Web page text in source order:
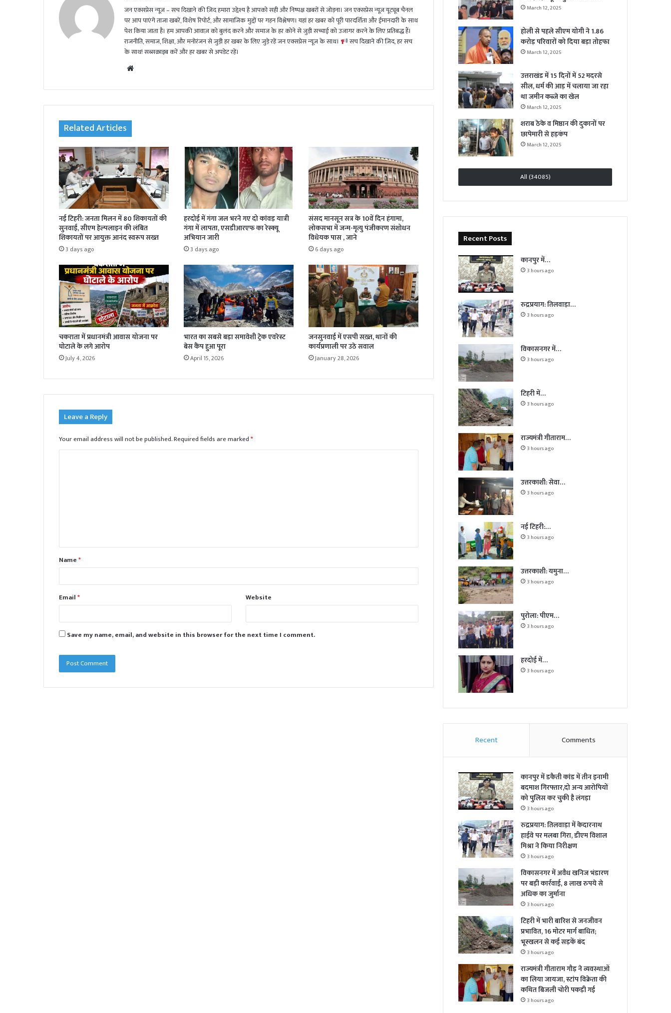
जन एक्सप्रेस न्यूज़ – सच दिखाने की ज़िद हमारा उद्देश्य है आपको सही और निष्पक्ष खबरों से जोड़ना। जन एक्सप्रेस न्यूज़ यूट्यूब चैनल
पर आप पाएंगे ताजा खबरें, विशेष रिपोर्ट, और सामाजिक मुद्दों पर गहन विश्लेषण। यहां हर खबर को पूरी पारदर्शिता और ईमानदारी के साथ
पेश किया जाता है। हम आपकी आवाज़ को बुलंद करने और समाज के हर कोने से जुड़ी सच्चाई को उजागर करने के लिए प्रतिबद्ध हैं।
राजनीति, समाज, शिक्षा, और मनोरंजन से जुड़ी हर खबर के लिए जुड़े रहें जन एक्सप्रेस न्यूज़ के साथ।
सच दिखाने की ज़िद, हर सच
के साथ! सब्सक्राइब करें और हर खबर से अपडेट रहें।
te
Related Articles
नई टिहरी: जनता मिलन में 80 शिकायतों की
सुनवाई, सीएम हेल्पलाइन की लंबित
शिकायतों पर आयुक्त आनंद स्वरूप सख्त
3 days ago
हरदोई में गंगा जल भरने गए दो कांवड़ यात्री
गंगा में लापता, एसडीआरएफ का रेस्क्यू
अभियान जारी
3 days ago
संसद मानसून सत्र के 10वें दिन हंगामा,
लोकसभा में जन्म-मृत्यु पंजीकरण संशोधन
विधेयक पास , जाने
6 days ago
चकराता में प्रधानमंत्री आवास योजना पर
घोटाले के लगे आरोप
July 4, 2026
भारत का सबसे बड़ा समावेशी ट्रेक एवरेस्ट
बेस कैंप हुआ पूरा
April 15, 2026
जनसुनवाई में एसपी सख़्त, थानों की
कार्यप्रणाली पर उठे सवाल
January 28, 2026
Leave a Reply
Your email address will not be published.Required fields are marked*
t
*Name*
Email* Website
Save my name, email, and website in this browser for the next time I comment.
March 12, 2025
होली से पहले सीएम योगी ने 1.86
करोड़ परिवारों को दिया बड़ा तोहफा
March 12, 2025
उत्तराखंड में 15 दिनों में 52 मदरसे
सील, धर्म की आड़ में चलाया जा रहा
था जमीन कब्जे का खेल
March 12, 2025
शराब ठेके व मिष्ठान की दुकानों पर
छापेमारी से हड़कंप
March 12, 2025
All (34085)
Recent Posts
कानपुर में…
3 hours ago
रुद्रप्रयाग: तिलवाड़ा…
3 hours ago
विकासनगर में…
3 hours ago
टिहरी में…
3 hours ago
राज्यमंत्री गीताराम…
3 hours ago
उत्तरकाशी: सेवा…
3 hours ago
नई टिहरी:…
3 hours ago
उत्तरकाशी: यमुना…
3 hours ago
पुरोला: पीएम…
3 hours ago
हरदोई में…
3 hours ago
Recent Comments
कानपुर में डकैती कांड में तीन इनामी
बदमाश गिरफ्तार,दो अन्य आरोपियों
को पुलिस कर चुकी है लंगड़ा
3 hours ago
रुद्रप्रयाग: तिलवाड़ा में केदारनाथ
हाईवे पर मलबा गिरा, डीएम विशाल
मिश्रा ने किया निरीक्षण
3 hours ago
विकासनगर में अवैध खनिज भंडारण
पर बड़ी कार्रवाई, 8 लाख रुपये से
अधिक का जुर्माना
3 hours ago
टिहरी में भारी बारिश से जनजीवन
प्रभावित, 16 मोटर मार्ग बाधित;
भूस्खलन से कई सड़कें बंद
3 hours ago
राज्यमंत्री गीताराम गौड़ ने व्यवस्थाओं
का लिया जायजा, स्टांप विक्रेता की
कथित बिजली चोरी पकड़ी गई
3 hours ago